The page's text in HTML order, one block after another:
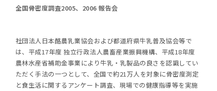
全国骨密度調査2005、2006 報告会
社団法人日本酪農乳業協会および都道府県牛乳普及協会等で
は、平成17年度 独立行政法人農畜産業振興機構、平成18年度
農林水産省補助金事業により牛乳・乳製品の良さを認識してい
ただく手法の一つとして、全国で約21万人を対象に骨密度測定
と食生活に関するアンケート調査、現場での健康指導等を実施